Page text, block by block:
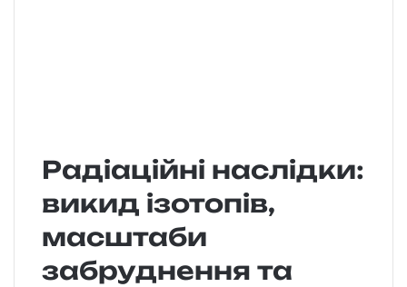
Радіаційні наслідки:
викид ізотопів,
масштаби
забруднення та